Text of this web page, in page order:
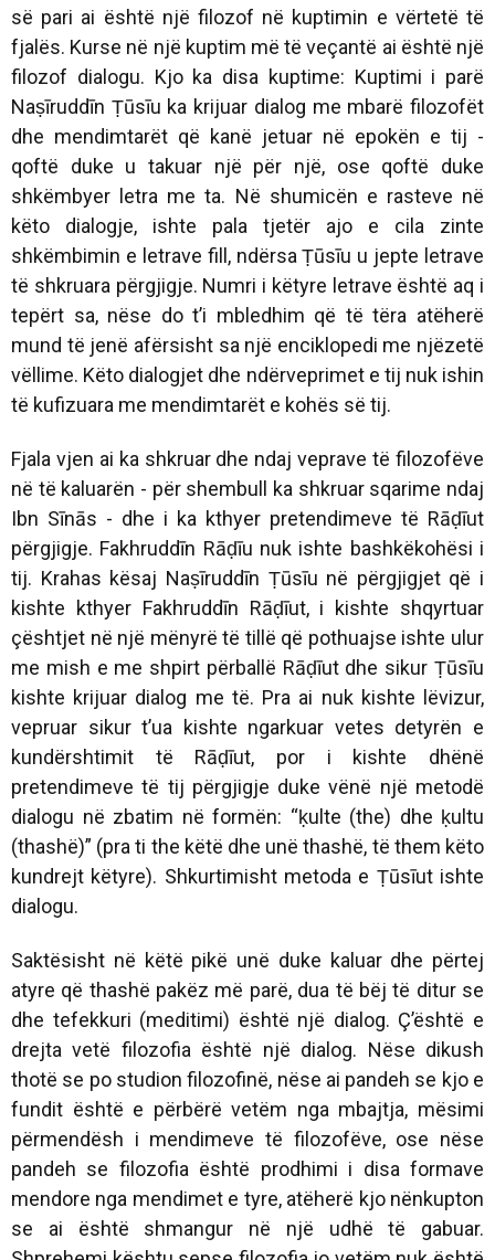
së pari ai është një filozof në kuptimin e vërtetë të
fjalës. Kurse në një kuptim më të veçantë ai është një
filozof dialogu. Kjo ka disa kuptime: Kuptimi i parë
Naṣīruddīn Ṭūsīu ka krijuar dialog me mbarë filozofët
dhe mendimtarët që kanë jetuar në epokën e tij -
qoftë duke u takuar një për një, ose qoftë duke
shkëmbyer letra me ta. Në shumicën e rasteve në
këto dialogje, ishte pala tjetër ajo e cila zinte
shkëmbimin e letrave fill, ndërsa Ṭūsīu u jepte letrave
të shkruara përgjigje. Numri i këtyre letrave është aq i
tepërt sa, nëse do t’i mbledhim që të tëra atëherë
mund të jenë afërsisht sa një enciklopedi me njëzetë
vëllime. Këto dialogjet dhe ndërveprimet e tij nuk ishin
të kufizuara me mendimtarët e kohës së tij.
Fjala vjen ai ka shkruar dhe ndaj veprave të filozofëve
në të kaluarën - për shembull ka shkruar sqarime ndaj
Ibn Sīnās - dhe i ka kthyer pretendimeve të Rāḍīut
përgjigje. Fakhruddīn Rāḍīu nuk ishte bashkëkohësi i
tij. Krahas kësaj Naṣīruddīn Ṭūsīu në përgjigjet që i
kishte kthyer Fakhruddīn Rāḍīut, i kishte shqyrtuar
çështjet në një mënyrë të tillë që pothuajse ishte ulur
me mish e me shpirt përballë Rāḍīut dhe sikur Ṭūsīu
kishte krijuar dialog me të. Pra ai nuk kishte lëvizur,
vepruar sikur t’ua kishte ngarkuar vetes detyrën e
kundërshtimit të Rāḍīut, por i kishte dhënë
pretendimeve të tij përgjigje duke vënë një metodë
dialogu në zbatim në formën: “ḳulte (the) dhe ḳultu
(thashë)” (pra ti the këtë dhe unë thashë, të them këto
kundrejt këtyre). Shkurtimisht metoda e Ṭūsīut ishte
dialogu.
Saktësisht në këtë pikë unë duke kaluar dhe përtej
atyre që thashë pakëz më parë, dua të bëj të ditur se
dhe tefekkuri (meditimi) është një dialog. Ç’është e
drejta vetë filozofia është një dialog. Nëse dikush
thotë se po studion filozofinë, nëse ai pandeh se kjo e
fundit është e përbërë vetëm nga mbajtja, mësimi
përmendësh i mendimeve të filozofëve, ose nëse
pandeh se filozofia është prodhimi i disa formave
mendore nga mendimet e tyre, atëherë kjo nënkupton
se ai është shmangur në një udhë të gabuar.